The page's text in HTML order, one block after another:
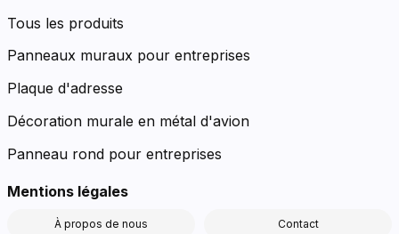
Tous les produits
Panneaux muraux pour entreprises
Plaque d'adresse
Décoration murale en métal d'avion
Panneau rond pour entreprises
Mentions légales
À propos de nous Contact